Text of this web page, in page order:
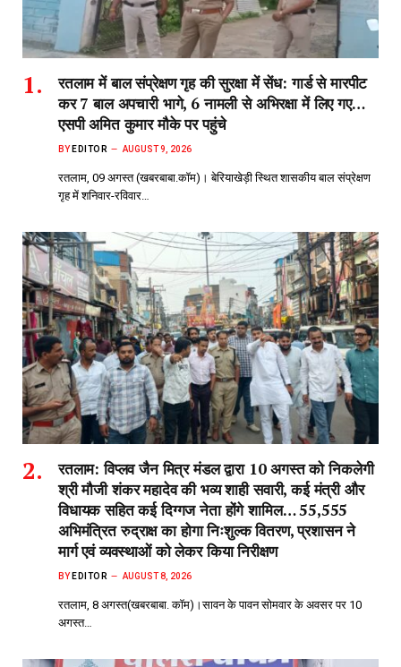
रतलाम में बाल संप्रेक्षण गृह की सुरक्षा में सेंध: गार्ड से मारपीट
कर 7 बाल अपचारी भागे, 6 नामली से अभिरक्षा में लिए गए…
एसपी अमित कुमार मौके पर पहुंचे
BY EDITOR AUGUST 9, 2026
रतलाम, 09 अगस्त (खबरबाबा.कॉम)। बेरियाखेड़ी स्थित शासकीय बाल संप्रेक्षण
गृह में शनिवार-रविवार…
रतलाम: विप्लव जैन मित्र मंडल द्वारा 10 अगस्त को निकलेगी
श्री मौजी शंकर महादेव की भव्य शाही सवारी, कई मंत्री और
विधायक सहित कई दिग्गज नेता होंगे शामिल… 55,555
अभिमंत्रित रुद्राक्ष का होगा निःशुल्क वितरण, प्रशासन ने
मार्ग एवं व्यवस्थाओं को लेकर किया निरीक्षण
BY EDITOR AUGUST 8, 2026
रतलाम, 8 अगस्त(खबरबाबा. कॉम)।सावन के पावन सोमवार के अवसर पर 10
अगस्त…